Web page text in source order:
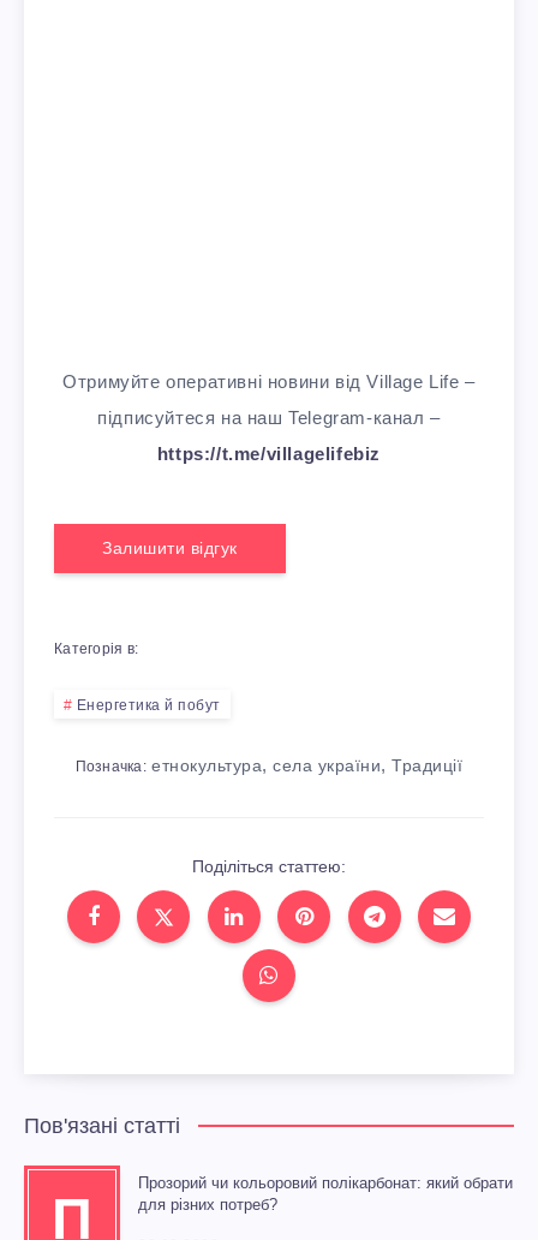
Отримуйте оперативні новини від Village Life –
підписуйтеся на наш Telegram-канал –
https://t.me/villagelifebiz
Залишити відгук
Категорія в:
Енергетика й побут
Позначка: етнокультура,села україни,Традиції
Поділіться статтею:
Пов'язані статті
П
Прозорий чи кольоровий полікарбонат: який обрати
для різних потреб?